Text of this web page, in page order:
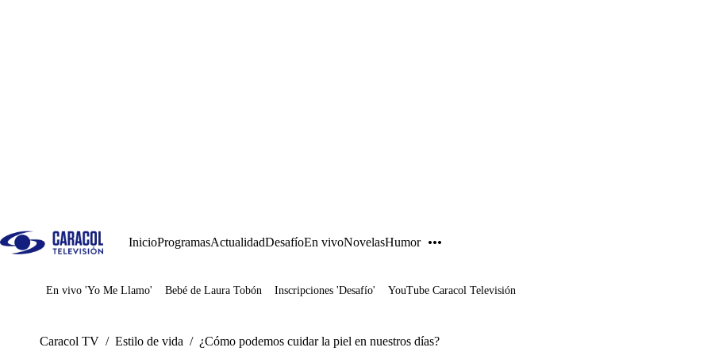
InicioProgramasActualidadDesafíoEn vivoNovelasHumor
Juegos
En vivo 'Yo Me Llamo' Bebé de Laura Tobón Inscripciones 'Desafío' YouTube Caracol Televisión
Caracol TV / Estilo de vida / ¿Cómo podemos cuidar la piel en nuestros días?